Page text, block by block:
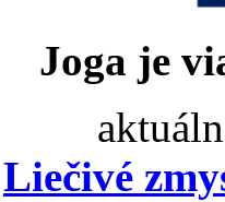
Joga je
Liečivé